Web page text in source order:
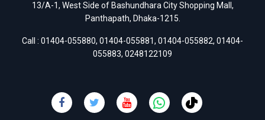
13/A-1, West Side of Bashundhara City Shopping Mall,
Panthapath, Dhaka-1215.
Call : 01404-055880, 01404-055881, 01404-055882, 01404-
055883, 0248122109